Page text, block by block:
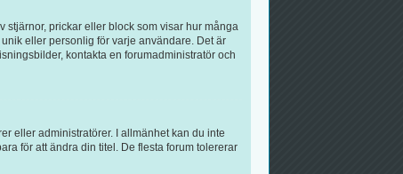
stjärnor, prickar eller block som visar hur många
eller personlig för varje användare. Det är
kontakta en forumadministratör och
eller administratörer. I allmänhet kan du inte
för att ändra din titel. De flesta forum tolererar